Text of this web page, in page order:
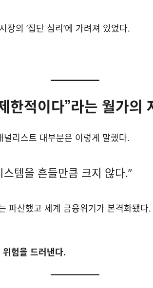
의 ‘집단 심리’에 가려져 있었다.
한적이다”라는 월가의
리스트 대부분은 이렇게 말했다.
템을 흔들만큼 크지 않다.”
파산했고 세계 금융위기가 본격화됐
험을 드러낸다.